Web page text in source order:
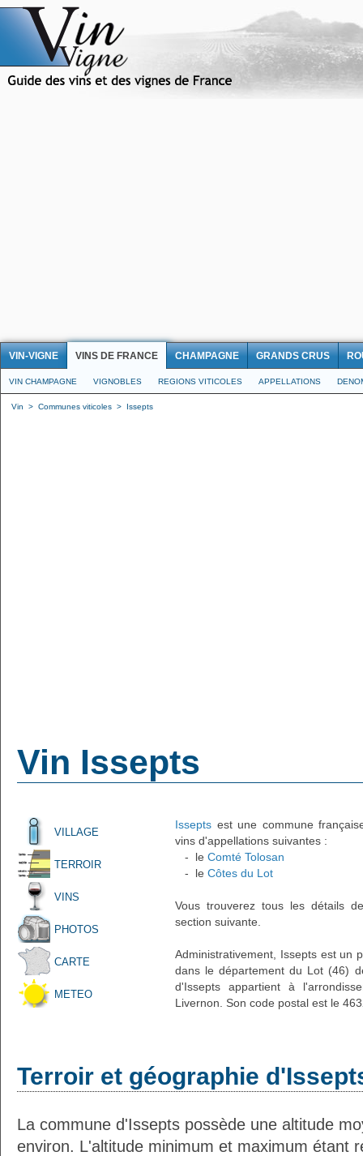
VIN-VIGNE VINS DE FRANCE CHAMPAGNE GRANDS CRUS
VIN CHAMPAGNE VIGNOBLES REGIONS VITICOLES APPELLATIONS
Vin > Communes viticoles > Issepts
Vin Issepts
VILLAGE
TERROIR
VINS
PHOTOS
CARTE
METEO
Issepts est une commune
vins d'appellations suivantes :
- le Comté Tolosan
- le Côtes du Lot
Vous trouverez tous les détails
section suivante.
Administrativement, Issepts est un
dans le département du Lot (46)
d'Issepts appartient à
Livernon. Son code postal est le
Terroir et géographie
La commune d'Issepts possède une altitude
environ. L'altitude minimum et maximum étant